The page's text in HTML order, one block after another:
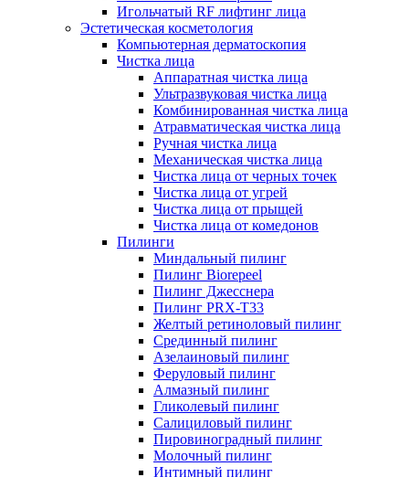
Игольчатый RF лифтинг лица
Эстетическая косметология
Компьютерная дерматоскопия
Чистка лица
Аппаратная чистка лица
Ультразвуковая чистка лица
Комбинированная чистка лица
Атравматическая чистка лица
Ручная чистка лица
Механическая чистка лица
Чистка лица от черных точек
Чистка лица от угрей
Чистка лица от прыщей
Чистка лица от комедонов
Пилинги
Миндальный пилинг
Пилинг Biorepeel
Пилинг Джесснера
Пилинг PRX-T33
Желтый ретиноловый пилинг
Срединный пилинг
Азелаиновый пилинг
Феруловый пилинг
Алмазный пилинг
Гликолевый пилинг
Салициловый пилинг
Пировиноградный пилинг
Молочный пилинг
Интимный пилинг